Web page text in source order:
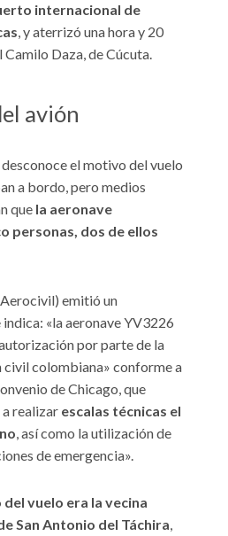
internacional de
, y aterrizó una hora y 20
Camilo Daza, de Cúcuta.
avión
el motivo del vuelo
a bordo, pero medios
que la aeronave
personas, dos de ellos
emitió un
«la aeronave YV3226
por parte de la
colombiana» conforme a
de Chicago, que
a realizar escalas técnicas el
, así como la utilización de
de emergencia».
vuelo era la vecina
San Antonio del Táchira,